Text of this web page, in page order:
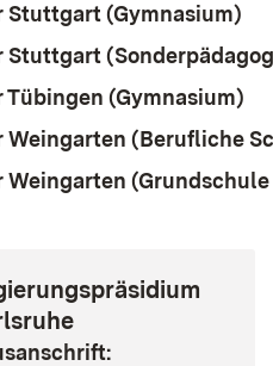
Stuttgart (Gymnasium)
Stuttgart
Tübingen (Gymnasium)
Weingarten (Berufliche
Weingarten